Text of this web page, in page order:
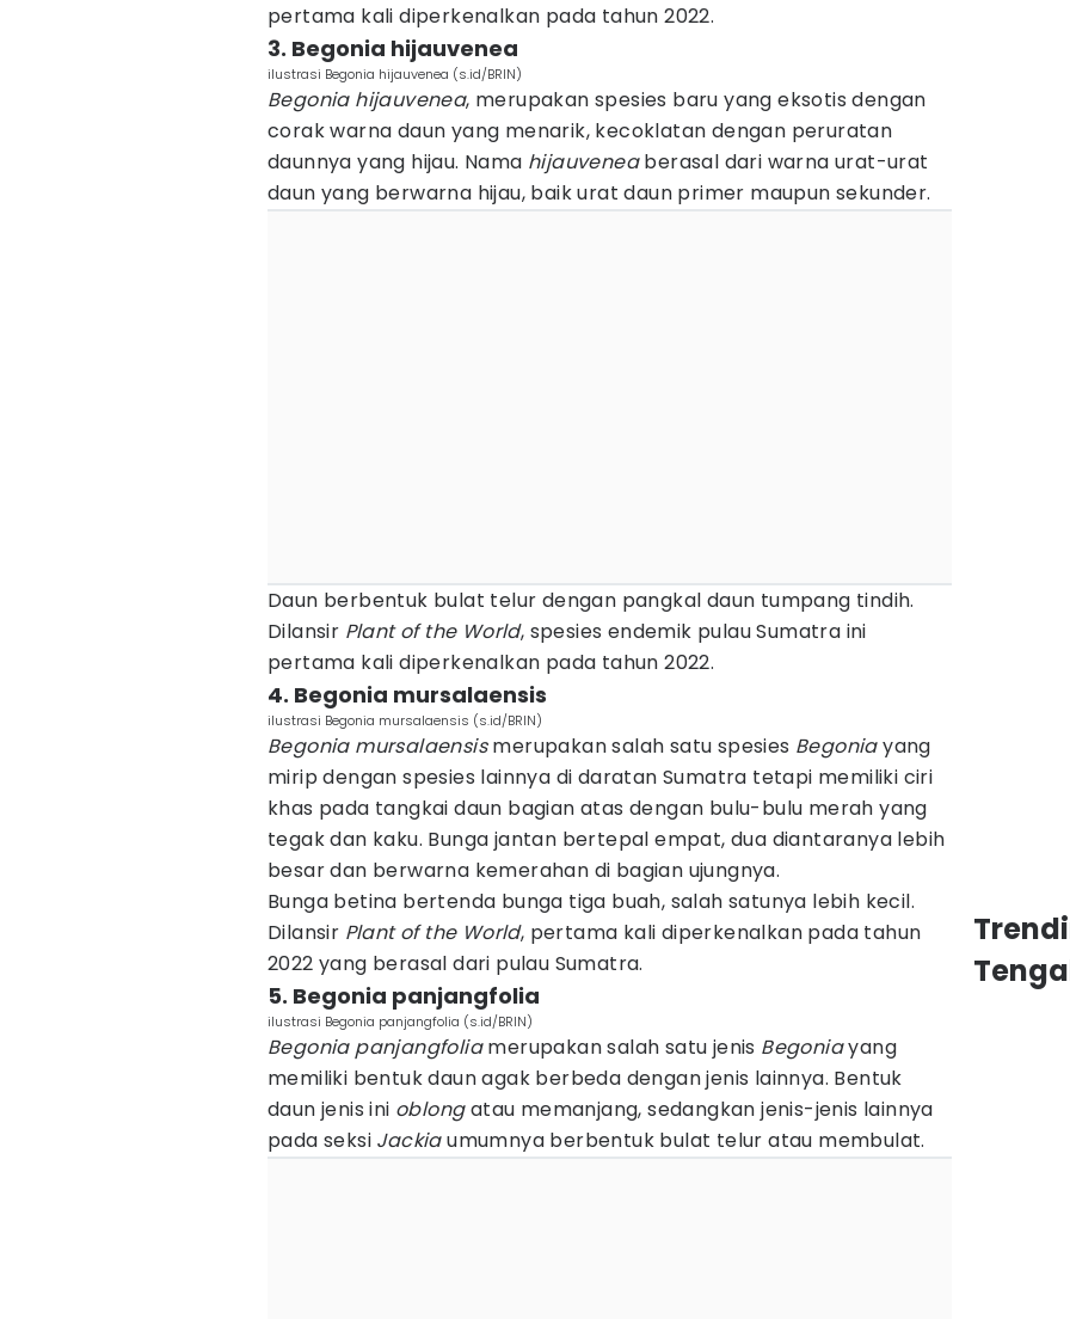
pertama kali diperkenalkan pada tahun 2022.
3. Begonia hijauvenea
ilustrasi Begonia hijauvenea (s.id/BRIN)
Begonia hijauvenea, merupakan spesies baru yang eksotis dengan
corak warna daun yang menarik, kecoklatan dengan peruratan
daunnya yang hijau. Nama hijauveneaberasal dari warna urat-urat
daun yang berwarna hijau, baik urat daun primer maupun sekunder.
Daun berbentuk bulat telur dengan pangkal daun tumpang tindih.
Dilansir Plant of the World, spesies endemik pulau Sumatra ini
pertama kali diperkenalkan pada tahun 2022.
4. Begonia mursalaensis
ilustrasi Begonia mursalaensis (s.id/BRIN)
Begonia mursalaensismerupakan salah satu spesies Begoniayang
mirip dengan spesies lainnya di daratan Sumatra tetapi memiliki ciri
khas pada tangkai daun bagian atas dengan bulu-bulu merah yang
tegak dan kaku. Bunga jantan bertepal empat, dua diantaranya lebih
besar dan berwarna kemerahan di bagian ujungnya.
Bunga betina bertenda bunga tiga buah, salah satunya lebih kecil.
Dilansir Plant of the World, pertama kali diperkenalkan pada tahun
2022 yang berasal dari pulau Sumatra.
5. Begonia panjangfolia
ilustrasi Begonia panjangfolia (s.id/BRIN)
Begonia panjangfoliamerupakan salah satu jenis Begoniayang
memiliki bentuk daun agak berbeda dengan jenis lainnya. Bentuk
daun jenis ini oblongatau memanjang, sedangkan jenis-jenis lainnya
pada seksi Jackiaumumnya berbentuk bulat telur atau membulat.